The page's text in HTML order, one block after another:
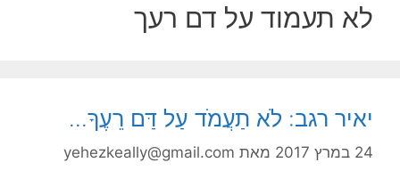
לא תעמוד על דם רעך
יאיר רגב: לֹא תַעֲמֹד עַל דַּם רֵעֶךָ…
24 במרץ 2017 מאת yehezkeally@gmail.com